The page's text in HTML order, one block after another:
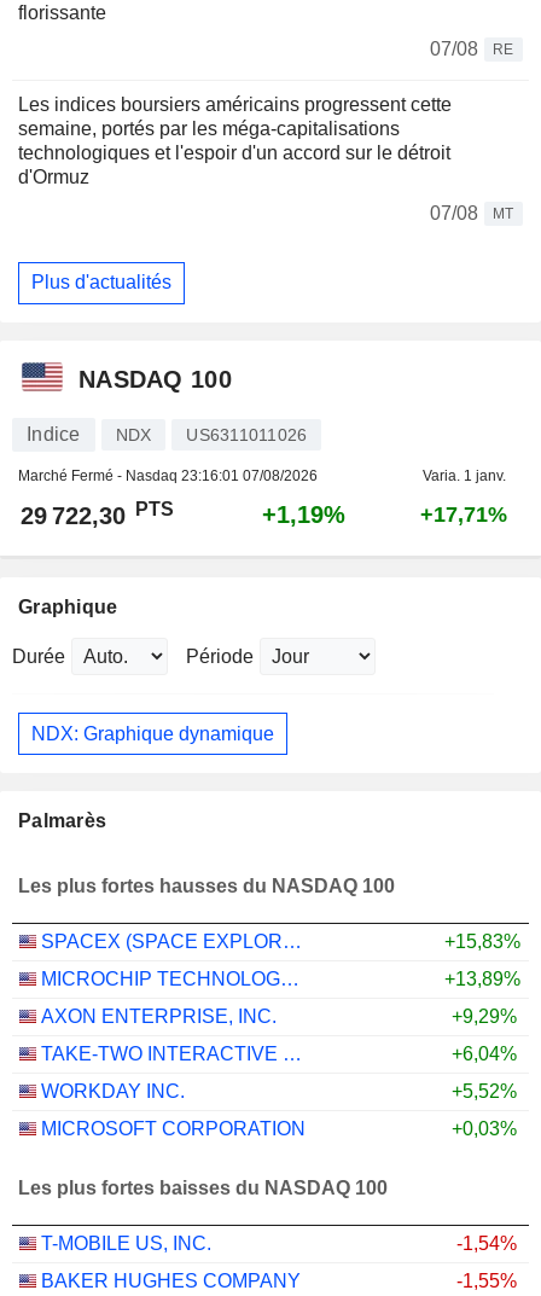
florissante
07/08
RE
Les indices boursiers américains progressent cette
semaine, portés par les méga-capitalisations
technologiques et l'espoir d'un accord sur le détroit
d'Ormuz
07/08
MT
Plus d'actualités
NASDAQ 100
Indice NDX US6311011026
Marché Fermé - Nasdaq 23:16:01 07/08/2026 Varia. 1 janv.
29 722,30 PTS +1,19% +17,71%
Graphique
Durée Période
NDX: Graphique dynamique
Palmarès
Les plus fortes hausses du NASDAQ 100
SPACEX (SPACE EXPLORATION TECHNOLOGIES)
+15,83%
MICROCHIP TECHNOLOGY INCORPORATED
+13,89%
AXON ENTERPRISE, INC.
+9,29%
TAKE-TWO INTERACTIVE SOFTWARE, INC.
+6,04%
WORKDAY INC.
+5,52%
MICROSOFT CORPORATION
+0,03%
Les plus fortes baisses du NASDAQ 100
T-MOBILE US, INC.
-1,54%
BAKER HUGHES COMPANY
-1,55%